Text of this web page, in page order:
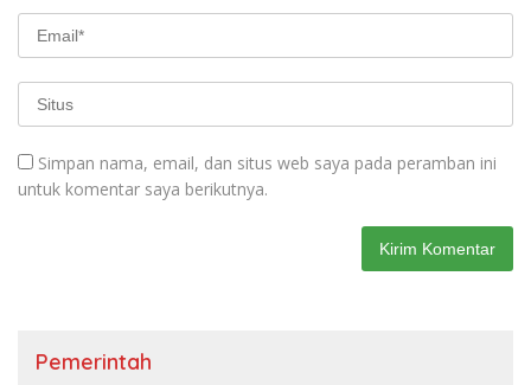
Simpan nama, email, dan situs web saya pada peramban ini
untuk komentar saya berikutnya.
Pemerintah